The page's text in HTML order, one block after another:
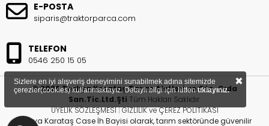
E-POSTA
siparis@traktorparca.com
TELEFON
0546 250 15 05
© 2026 Trakya Karataş Tarım Aletleri ve Oto. Gıda
San.Tic.Ltd.Şti Tüm Hakları Saklıdır.
ÜYELİK SÖZLEŞMESİ|GİZLİLİK ve ÇEREZ POLİTİKASI
Trakya Karataş Case İh Bayisi olarak, tarım sektöründe güvenilir
Sizlere en iyi alışveriş deneyimini sunabilmek adına sitemizde
çerezler(cookies) kullanmaktayız. Detaylı bilgi için lütfentıklayınız. ×